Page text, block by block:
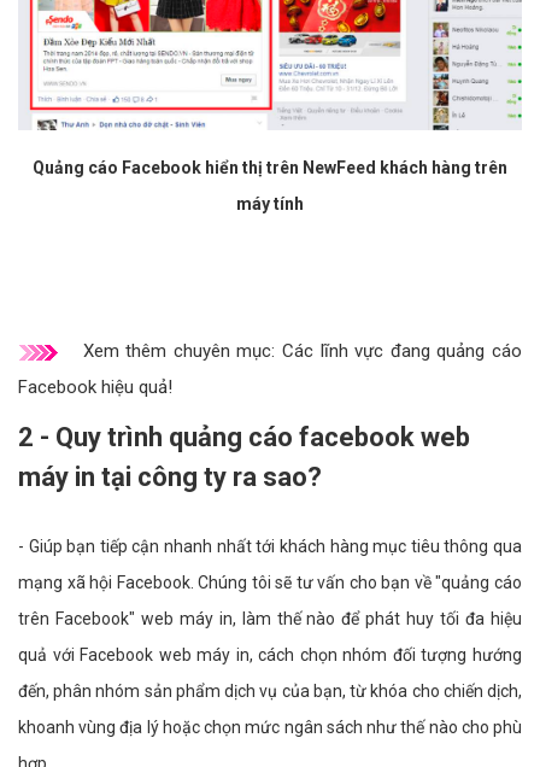
Quảng cáo Facebook hiển thị trên NewFeed khách hàng trên
máy tính
Xem thêm chuyên mục: Các lĩnh vực đang quảng cáo
Facebook hiệu quả!
2 - Quy trình quảng cáo facebook web
máy in tại công ty ra sao?
- Giúp bạn tiếp cận nhanh nhất tới khách hàng mục tiêu thông qua
mạng xã hội Facebook. Chúng tôi sẽ tư vấn cho bạn về "quảng cáo
trên Facebook" web máy in, làm thế nào để phát huy tối đa hiệu
quả với Facebook web máy in, cách chọn nhóm đối tượng hướng
đến, phân nhóm sản phẩm dịch vụ của bạn, từ khóa cho chiến dịch,
khoanh vùng địa lý hoặc chọn mức ngân sách như thế nào cho phù